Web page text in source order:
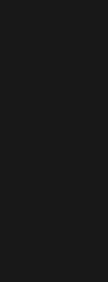
31 tys. cu­dzo­